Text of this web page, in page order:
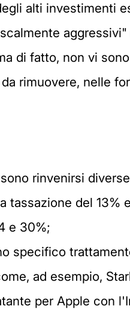
alti investimenti
aggressivi"
di fatto, non vi
rimuovere, nelle
rinvenirsi
tassazione del 13%
e 30%;
specifico
ad esempio,
per Apple con